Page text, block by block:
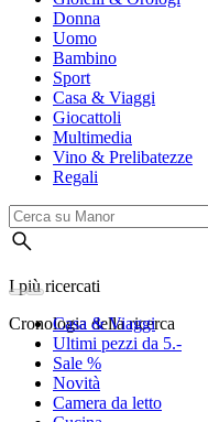
Donna
Uomo
Bambino
Sport
Casa & Viaggi
Giocattoli
Multimedia
Vino & Prelibatezze
Regali
I più ricercati
Cronologia della ricerca
Casa & Viaggi
Ultimi pezzi da 5.-
Sale %
Novità
Camera da letto